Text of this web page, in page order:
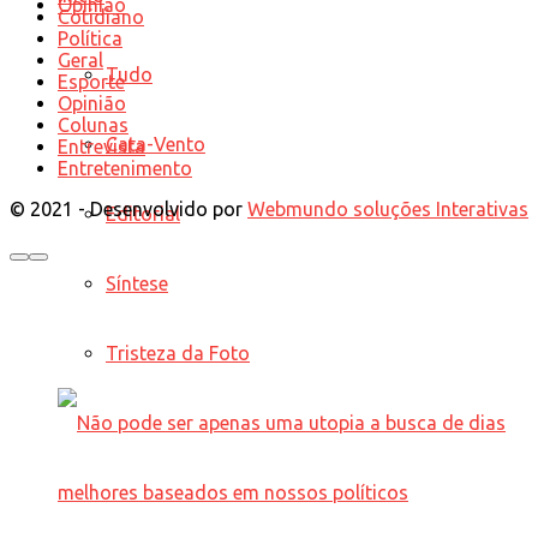
Opinião
Tudo
Cata-Vento
Editorial
Síntese
Tristeza da Foto
Cotidiano
Política
Geral
Esporte
Opinião
Colunas
Entrevista
Entretenimento
© 2021 - Desenvolvido por Webmundo soluções Interativas